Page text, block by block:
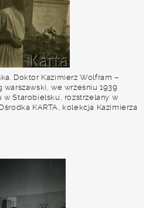
Doktor Kazimierz Wolfram –
we wrześniu 1939
w Starobielsku, rozstrzelany w
KARTA, kolekcja Kazimierza